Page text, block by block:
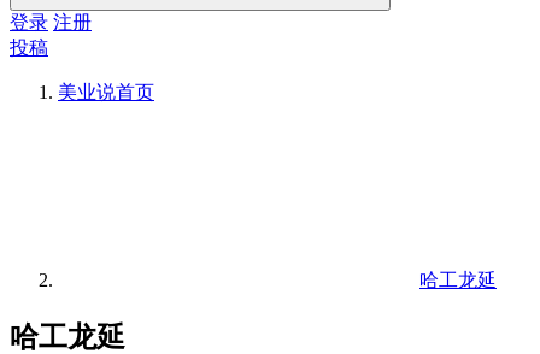
登录 注册
投稿
美业说首页
哈工龙延
哈工龙延